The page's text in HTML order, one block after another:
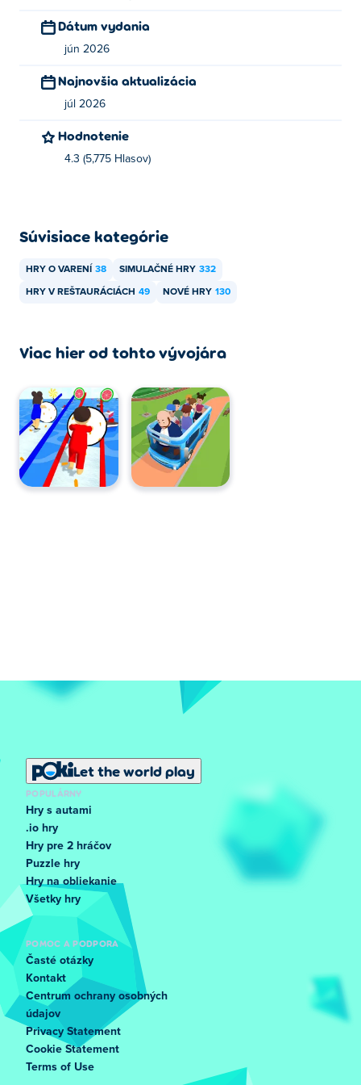
Ako môžem hrať Marina Club Rush zadarmo?
Marina Club Rush si môžete zahrať zadarmo na Poki.
zariadeniach a stolových počítačoch?
Dátum vydania
jún 2026
Najnovšia aktualizácia
júl 2026
Hodnotenie
4.3 (5,775 Hlasov)
Súvisiace kategórie
HRY O VARENÍ 38 SIMULAČNÉ HRY 332
HRY V REŠTAURÁCIÁCH 49 NOVÉ HRY 130
Viac hier od tohto vývojára
Let the world play
POPULÁRNY
Hry s autami
.io hry
Hry pre 2 hráčov
Puzzle hry
Hry na obliekanie
Všetky hry
POMOC A PODPORA
Časté otázky
Kontakt
Centrum ochrany osobných
údajov
Privacy Statement
Cookie Statement
Terms of Use